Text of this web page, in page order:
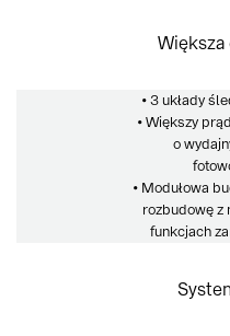
• 3 układy
• Większy
o
• Modułowa
rozbudowę z
funkcjach